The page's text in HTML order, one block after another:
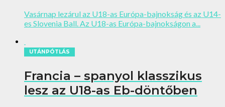
Vasárnap lezárul az U18-as Európa-bajnokság és az U14-
es Slovenia Ball. Az U18-as Európa-bajnokságon a...
UTÁNPÓTLÁS
Francia – spanyol klasszikus
lesz az U18-as Eb-döntőben